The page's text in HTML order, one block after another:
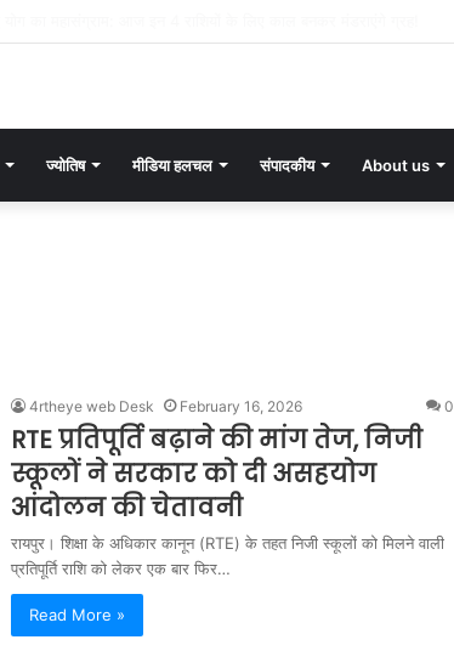
ज्योतिष मीडिया हलचल संपादकीय About us
4rtheye web Desk February 16, 2026 0
RTE प्रतिपूर्ति बढ़ाने की मांग तेज, निजी
स्कूलों ने सरकार को दी असहयोग
आंदोलन की चेतावनी
रायपुर। शिक्षा के अधिकार कानून (RTE) के तहत निजी स्कूलों को मिलने वाली
प्रतिपूर्ति राशि को लेकर एक बार फिर…
Read More »